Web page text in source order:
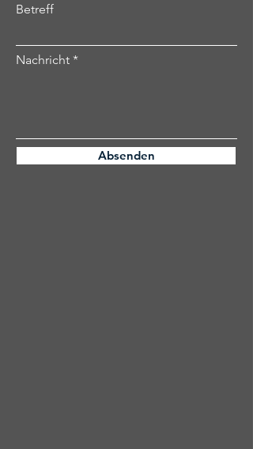
Betreff
Nachricht
Absenden